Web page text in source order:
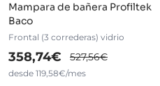
Mampara de bañera Profiltek
Baco
Frontal (3 correderas) vidrio
358,74€ 527,56€
desde 119,58€/mes